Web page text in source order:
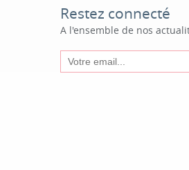
Restez connecté
A l'ensemble de nos